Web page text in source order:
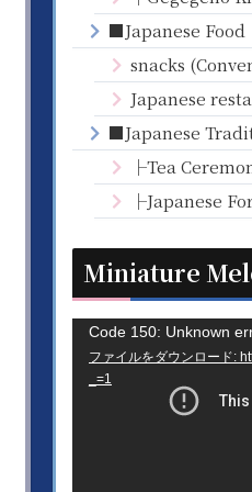
■Japanese Food
snacks
Japanese
■Japanese
├Tea
├Japanese
Miniature
動
画
Code 150: Unknown
ファイルをダウンロード:
_=1